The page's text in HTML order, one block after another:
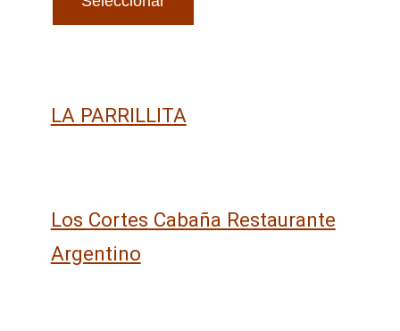
LA PARRILLITA
Los Cortes Cabaña Restaurante
Argentino